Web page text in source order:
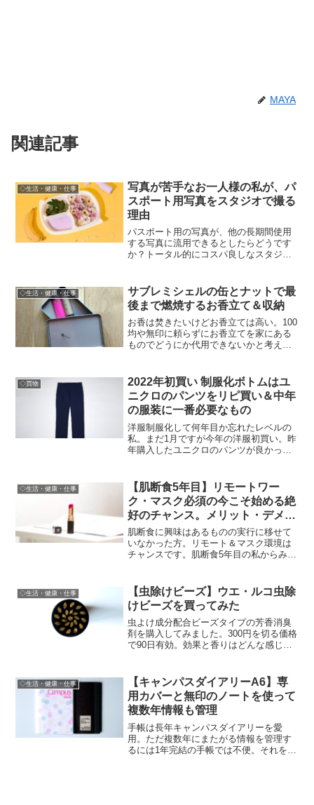
MAYA
関連記事
◇生活・健康・仕事
写真が苦手なお一人様の私が、パ
スポート用写真をスタジオで撮る
理由
パスポート用の写真が、他の長期間使用
する写真に流用できるとしたらどうです
か？トータル的にコスパ良しなスタジオ
◇生活・健康・仕事
サブレミシェルの缶とナットで最
後まで燃焼するお香立て＆収納
お香は焚きたいけどお香立ては高い。100
均や無印に頼らずにお香立てを家にある
ものでどうにか代用できないかと考えて
◇買物
2022年初買い 制服化ボトムはユ
ニクロのパンツをリピ買い＆中年
の服装に一番必要なもの
洋服制服化して何年目か忘れたレベルの
私。まだ1月ですが今年の洋服初買い。昨
年購入したユニクロのパンツが良かった
思うこと、それは清潔感。
◇生活・健康・仕事
【肌断食5年目】リモートワー
ク・マスク必須の今こそ始める絶
好のチャンス。メリット・デメリ
ットとオススメのアイテム
肌断食に興味はあるものの実行に移せて
いなかった方。リモート＆マスク環境は
チャンスです。肌断食5年目の私からみた
◇生活・健康・仕事
【虫除けビーズ】ウエ・ルコ虫除
けビーズを買ってみた
虫よけ成分配合ビーズタイプの芳香消臭
剤を購入してみました。300円を切る価格
で90日有効。効果と香りはどんな感じか
◇生活・健康・仕事
【キャンパスダイアリーA6】専
用カバーと無印のノートを使って
複数年情報も管理
手帳は長年キャンパスダイアリーを愛
用。ただ複数年にまたがる情報を管理す
るには1年完結の手帳では不便。それを解